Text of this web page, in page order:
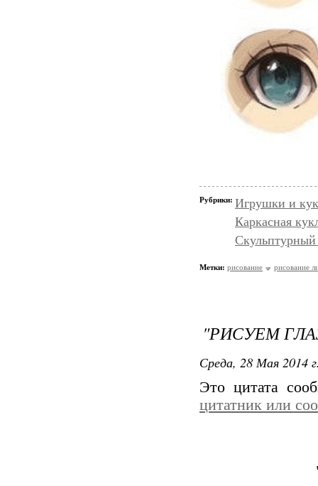
Рубрики: Игрушки и
Каркасная
Скульптурный
Метки: рисование рисование
"РИСУЕМ
Среда, 28 Мая 2014
Это цитата
цитатник или